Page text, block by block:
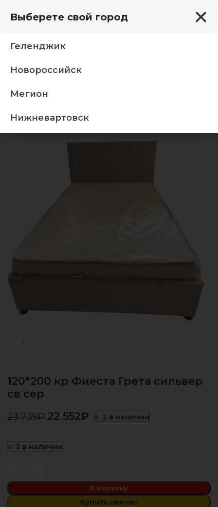
Кровати 120*200 кр Фиеста Грета сильвер св сер
120*200 кр Фиеста Грета сильвер
св сер
23 739₽ 22 552₽ 2 в наличии
2 в наличии
В корзину
Купить сейчас
Выберете свой город
Геленджик
Новороссийск
Мегион
Нижневартовск